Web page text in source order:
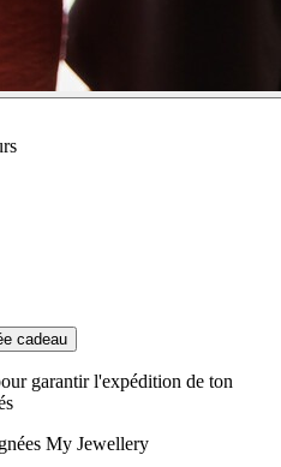
cadeau
garantir l'expédition de ton
My Jewellery